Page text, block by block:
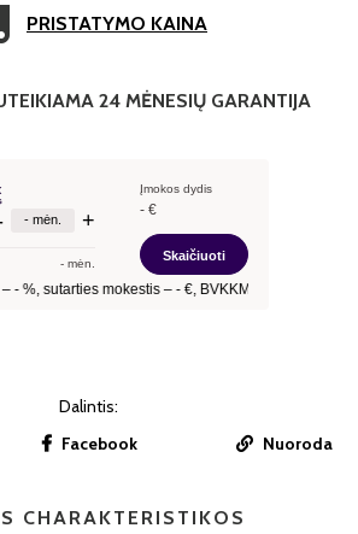
PRISTATYMO KAINA
24 MĖNESIŲ GARANTIJA
Dalintis:
Facebook Nuoroda
CHARAKTERISTIKOS